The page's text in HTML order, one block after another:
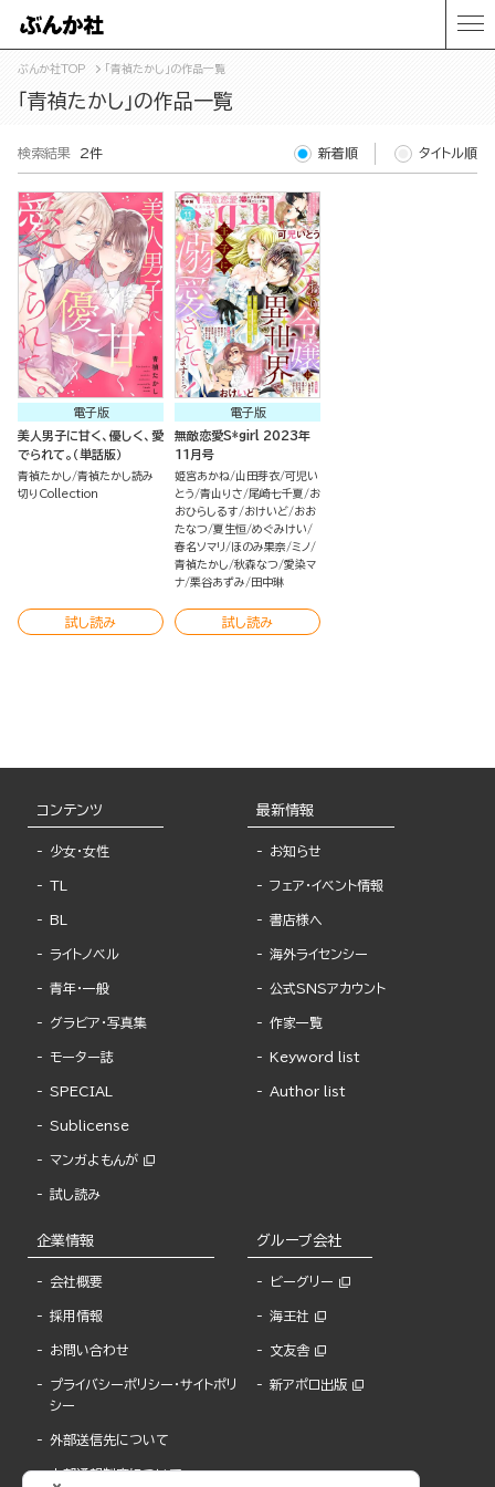
ぶんか社TOP 「青禎たかし」の作品一覧
「青禎たかし」の作品一覧
検索結果 2件 新着順 タイトル順
電子版
美人男子に甘く、優しく、愛
でられて。（単話版）
青禎たかし 青禎たかし読み
切りCollection
試し読み
電子版
無敵恋愛S*girl 2023年
11月号
姫宮あかね 山田芽衣 可児い
とう 青山りさ 尾崎七千夏
お
おひらしるす
おけいど おお
たなつ 夏生恒 めぐみけい
春名ソマリ
ほのみ果奈 ミノ
青禎たかし 秋森なつ 愛染マ
ナ 栗谷あずみ 田中琳
試し読み
コンテンツ
少女・女性
TL
BL
ライトノベル
青年・一般
グラビア・写真集
モーター誌
SPECIAL
Sublicense
マンガよもんが
試し読み
最新情報
お知らせ
フェア・イベント情報
書店様へ
海外ライセンシー
公式SNSアカウント
作家一覧
Keyword list
Author list
企業情報
会社概要
採用情報
お問い合わせ
プライバシーポリシー・サイトポリ
シー
外部送信先について
内部通報制度について
グループ会社
ビーグリー
海王社
文友舎
新アポロ出版